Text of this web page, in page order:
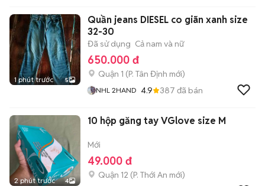
1 phút trước 5
Quần jeans DIESEL co giãn xanh size
32-30
Đã sử dụng Cả nam và nữ
650.000 đ
Quận 1 (P. Tân Định mới)
NHL 2HAND 4.9 387 đã bán
2 phút trước 4
10 hộp găng tay VGlove size M
Mới
49.000 đ
Quận 12 (P. Thới An mới)